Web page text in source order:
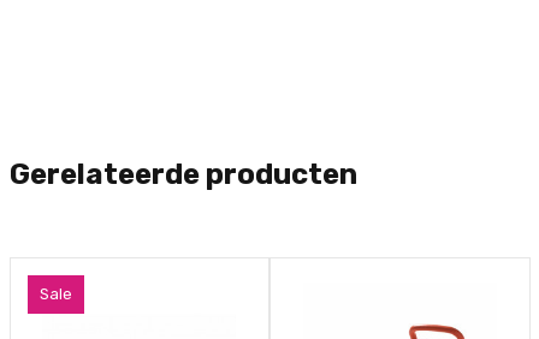
Gerelateerde producten
Sale